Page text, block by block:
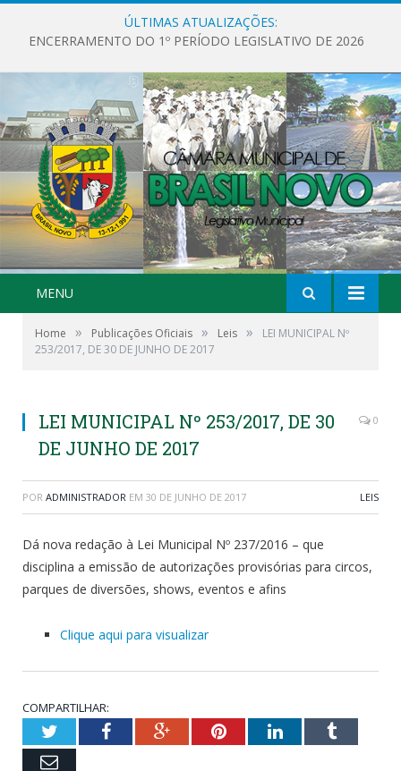
ÚLTIMAS ATUALIZAÇÕES:
ENCERRAMENTO DO 1º PERÍODO LEGISLATIVO DE 2026
MENU
Home » Publicações Oficiais » Leis »
LEI MUNICIPAL Nº
253/2017, DE 30 DE JUNHO DE 2017
LEI MUNICIPAL Nº 253/2017, DE 30
DE JUNHO DE 2017
0
POR ADMINISTRADOR EM 30 DE JUNHO DE 2017 LEIS
Dá nova redação à Lei Municipal Nº 237/2016 – que
disciplina a emissão de autorizações provisórias para circos,
parques de diversões, shows, eventos e afins
Clique aqui para visualizar
COMPARTILHAR:
TwitterFacebookGoogle+PinterestLinkedInTumblr
Email